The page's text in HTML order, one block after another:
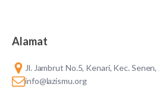
Alamat
Jl. Jambrut No.5, Kenari, Kec.
info@lazismu.org